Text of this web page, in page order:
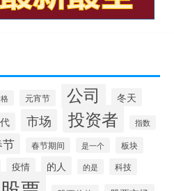
元宵节 公司 冬天
市场 投资者 指数
春节期间 是一个 板块
疫情 的人 的是 科技